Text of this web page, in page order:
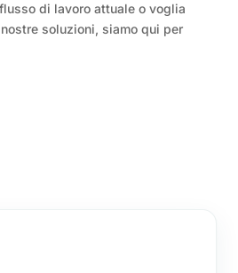
di lavoro attuale o voglia
soluzioni, siamo qui per